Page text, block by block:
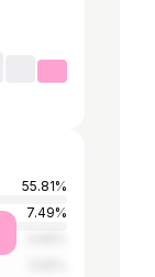
55.81%
7.49%